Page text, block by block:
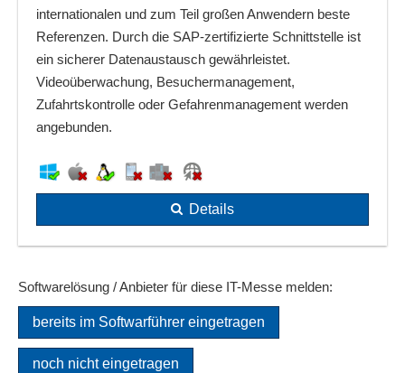
internationalen und zum Teil großen Anwendern beste
Referenzen. Durch die SAP-zertifizierte Schnittstelle ist
ein sicherer Datenaustausch gewährleistet.
Videoüberwachung, Besuchermanagement,
Zufahrtskontrolle oder Gefahrenmanagement werden
angebunden.
Details
Softwarelösung / Anbieter für diese IT-Messe melden:
bereits im Softwarführer eingetragen
noch nicht eingetragen